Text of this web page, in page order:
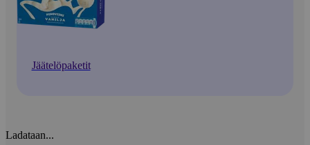
Jäätelöpaketit
Ladataan...